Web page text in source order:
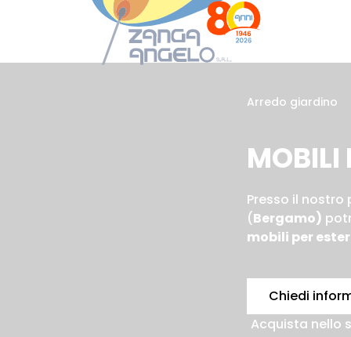
Arredo giardino
MOBILI
Presso il
(Bergamo)
mobili per
Chiedi
Acquista nello